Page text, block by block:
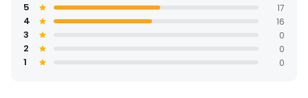
5 17
4 16
3 0
2 0
1 0